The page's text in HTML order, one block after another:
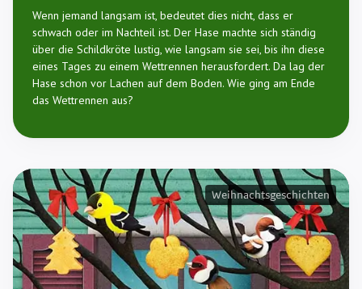
Wenn jemand langsam ist, bedeutet dies nicht, dass er
schwach oder im Nachteil ist. Der Hase machte sich ständig
über die Schildkröte lustig, wie langsam sie sei, bis ihn diese
eines Tages zu einem Wettrennen herausfordert. Da lag der
Hase schon vor Lachen auf dem Boden. Wie ging am Ende
das Wettrennen aus?
Weihnachtsgeschichten